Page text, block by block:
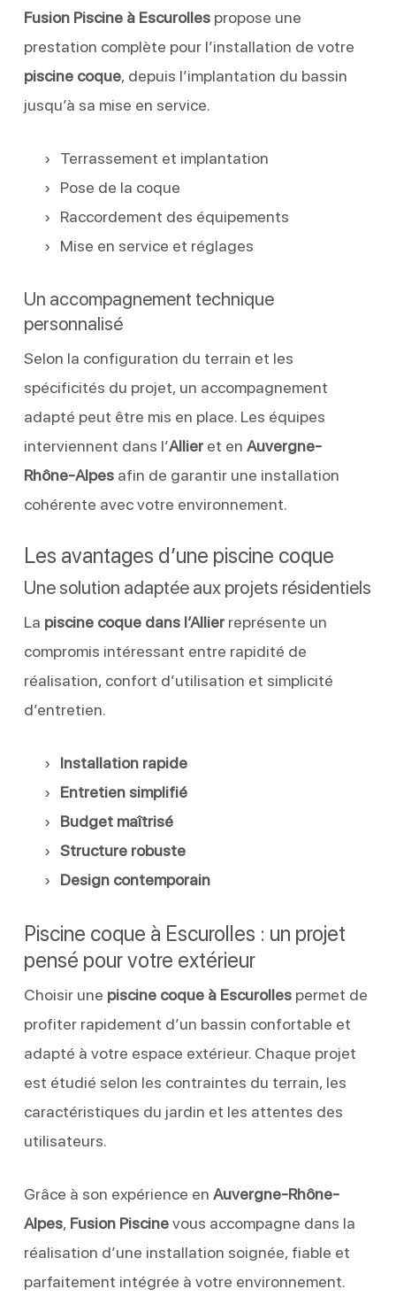
Fusion Piscine à Escurollespropose une
prestation complète pour l’installation de votre
piscine coque, depuis l’implantation du bassin
jusqu’à sa mise en service.
Terrassement et implantation
Pose de la coque
Raccordement des équipements
Mise en service et réglages
Un accompagnement technique
personnalisé
Selon la configuration du terrain et les
spécificités du projet, un accompagnement
adapté peut être mis en place. Les équipes
interviennent dans l’Allieret en Auvergne-
Rhône-Alpesafin de garantir une installation
cohérente avec votre environnement.
Les avantages d’une piscine coque
Une solution adaptée aux projets résidentiels
La piscine coque dans l’Allierreprésente un
compromis intéressant entre rapidité de
réalisation, confort d’utilisation et simplicité
d’entretien.
Installation rapide
Entretien simplifié
Budget maîtrisé
Structure robuste
Design contemporain
Piscine coque à Escurolles : un projet
pensé pour votre extérieur
Choisir une piscine coque à Escurollespermet de
profiter rapidement d’un bassin confortable et
adapté à votre espace extérieur. Chaque projet
est étudié selon les contraintes du terrain, les
caractéristiques du jardin et les attentes des
utilisateurs.
Grâce à son expérience en Auvergne-Rhône-
Alpes, Fusion Piscinevous accompagne dans la
réalisation d’une installation soignée, fiable et
parfaitement intégrée à votre environnement.